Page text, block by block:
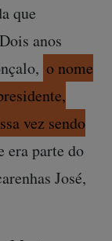
que
anos
o nome
vez sendo
era parte do
José,